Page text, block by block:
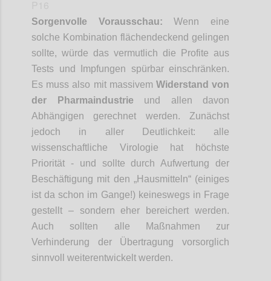
Sorgenvolle Vorausschau: Wenn eine
solche Kombination flächendeckend gelingen
sollte, würde das vermutlich die Profite aus
Tests und Impfungen spürbar einschränken.
Es muss also mit massivem Widerstand von
der Pharmaindustrie und allen davon
Abhängigen gerechnet werden. Zunächst
jedoch in aller Deutlichkeit: alle
wissenschaftliche Virologie hat höchste
Priorität - und sollte
durch Aufwertung der
Beschäftigung mit den „Hausmitteln“ (einiges
ist da schon im Gange!) keineswegs in Frage
gestellt – sondern eher
bereichert werden.
Auch sollten alle Maßnahmen zur
Verhinderung der Übertragung vorsorglich
sinnvoll
weiterentwickelt werden.